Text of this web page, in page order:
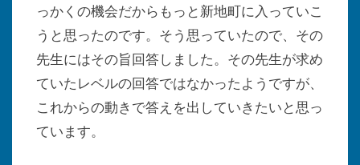
っかくの機会だからもっと新地町に入っていこ
うと思ったのです。そう思っていたので、その
先生にはその旨回答しました。その先生が求め
ていたレベルの回答ではなかったようですが、
これからの動きで答えを出していきたいと思っ
ています。